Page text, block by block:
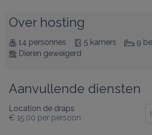
Over hosting
14 personnes 5 kamers
9
Dieren geweigerd
Aanvullende diensten
Location de draps
€ 15,00 per persoon